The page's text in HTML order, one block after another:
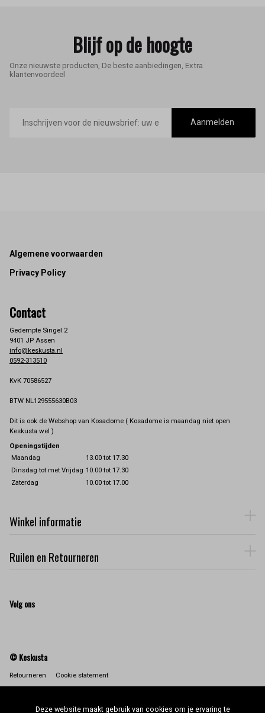
Blijf op de hoogte
Onze nieuwste producten, De beste aanbiedingen, Extra
klantenvoordeel
mailadres
Aanmelden
Footer
Algemene voorwaarden
Privacy Policy
Contact
Gedempte Singel 2
9401 JP Assen
info@keskusta.nl
0592-313510
KvK 70586527
BTW NL129555630B03
Dit is ook de Webshop van Kosadome ( Kosadome is maandag niet open
Keskusta wel )
Openingstijden
Maandag
13.00 tot 17.30
Dinsdag tot met Vrijdag 10.00 tot 17.30
Zaterdag
10.00 tot 17.00
Winkel informatie
Ruilen en Retourneren
Volg ons
© Keskusta
Retourneren Cookie statement
Deze website maakt gebruik van cookies om je ervaring te